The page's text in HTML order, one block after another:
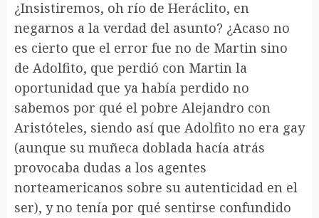
¿Insistiremos, oh río de Heráclito, en
negarnos a la verdad del asunto? ¿Acaso no
es cierto que el error fue no de Martin sino
de Adolfito, que perdió con Martin la
oportunidad que ya había perdido no
sabemos por qué el pobre Alejandro con
Aristóteles, siendo así que Adolfito no era gay
(aunque su muñeca doblada hacía atrás
provocaba dudas a los agentes
norteamericanos sobre su autenticidad en el
ser), y no tenía por qué sentirse confundido